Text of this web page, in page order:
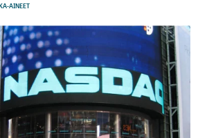
AINEET